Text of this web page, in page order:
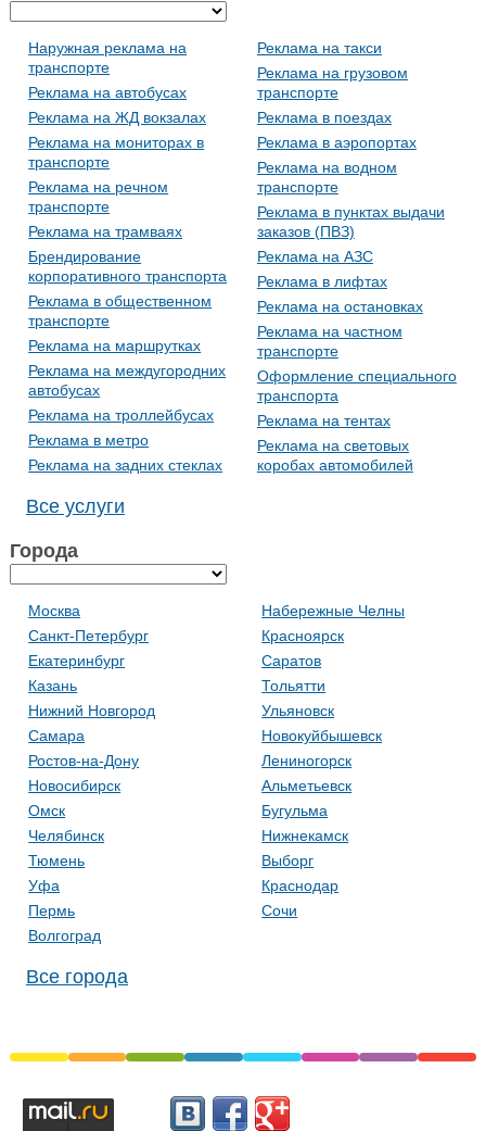
Наружная реклама на
транспорте
Реклама на автобусах
Реклама на ЖД вокзалах
Реклама на мониторах в
транспорте
Реклама на речном
транспорте
Реклама на трамваях
Брендирование
корпоративного транспорта
Реклама в общественном
транспорте
Реклама на маршрутках
Реклама на междугородних
автобусах
Реклама на троллейбусах
Реклама в метро
Реклама на задних стеклах
Реклама на такси
Реклама на грузовом
транспорте
Реклама в поездах
Реклама в аэропортах
Реклама на водном
транспорте
Реклама в пунктах выдачи
заказов (ПВЗ)
Реклама на АЗС
Реклама в лифтах
Реклама на остановках
Реклама на частном
транспорте
Оформление специального
транспорта
Реклама на тентах
Реклама на световых
коробах автомобилей
Все услуги
Города
Москва
Санкт-Петербург
Екатеринбург
Казань
Нижний Новгород
Самара
Ростов-на-Дону
Новосибирск
Омск
Челябинск
Тюмень
Уфа
Пермь
Волгоград
Набережные Челны
Красноярск
Саратов
Тольятти
Ульяновск
Новокуйбышевск
Лениногорск
Альметьевск
Бугульма
Нижнекамск
Выборг
Краснодар
Сочи
Все города